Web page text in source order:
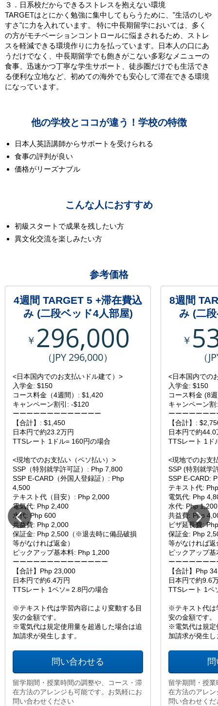
３．日系校だからできるストレスを抱えない環境
TARGETはとにかく勉強に集中してもらうために、"生活のしや
すさ"に力を入れています。 特に中長期留学においては、多く
の方がモチベーションコントロールに悩まされるため、ストレ
スを軽減できる環境作りに力を払っています。日本人の口にあ
うだけでなく、中長期留学でも飽きがこない多彩なメニューの
食事、迅速かつ丁寧な学生サポート、徒歩圏だけでも生活でき
る便利な立地など、初めての海外でも安心して滞在できる環境
になっています。
他の学校とココが違う！学校の特徴
日本人英語講師からサポートを受けられる
食事の評判が良い
価格がリーズナブル
こんな人におすすめ
初級スタートで成果を残したい方
異文化交流を楽しみたい方
参考価格
4週間 TARGET 5 +滞在費込
み (二段ベッド4人部屋)
￥ 296,000
（JPY 296,000）
<日本国内でのお支払いドル建て）>
入学金: $150
コース料金（4週間）: $1,420
キャンペーン割引: -$120
ーーーーーーーーーーーーー
【合計】: $1,450
日本円で約23.2万円
TTSレート 1ドル= 160円の場合
<現地でのお支払い（ペソ払い）>
SSP（特別就学許可証）: Php 7,800
SSP E-CARD（外国人登録証）: Php
4,500
テキスト代（目安）: Php 2,000
電気代: Php 2,400
水代: Php 600
共益費: Php 2,000
保証金: Php 2,500（※退去時に備品破損
等がなければ返金）
ピックアップ基本料: Php 1,200
ーーーーーーーーーーーーーー
【合計】Php 23,000
日本円で約6.4万円
TTSレート 1ペソ= 2.8円の場合
※テキスト代は学習内容により変動する目
安の金額です。
※電気代は規定使用量を超過した場合は追
加請求が発生します。
問い合わせる
留学期間・授業時間の調整や、コース・滞
在方法のアレンジも可能です。お気軽にお
問い合わせください
8週間
み (二
￥
（
<日本国内での
入学金: $150
コース料金 (8
キャンペーン
ーーーーーー
【合計】:
日本円で約44.0
TTSレート 1ド
<現地でのお支
SSP (特別就学
SSP E-CARD:
テキスト代:
電気代: Php
水代: Php 1,200
共益費: Php
ビザ延長費:
保証金: Php
等がなければ返
ピックアップ
ーーーーーー
【合計】Php
日本円で約9.6
TTSレート 1ペ
※テキスト代は
安の金額です。
※電気代は規定
加請求が発生し
留学期間・授
在方法のアレ
問い合わせくだ